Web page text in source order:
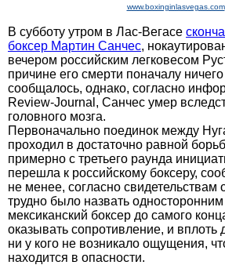
www.boxinginlasvegas.com
В субботу утром в Лас-Вегасе
боксер Мартин Санчес,
вечером российским легковесом
причине его смерти поначалу
сообщалось, однако, согласно
Review-Journal, Санчес умер
головного мозга.
Первоначально поединок между
проходил в достаточно равной
примерно с третьего раунда
перешла к российскому боксеру,
не менее, согласно свидетельствам
трудно было назвать
мексиканский боксер до самого
оказывать сопротивление, и вплоть
ни у кого не возникало ощущения,
находится в опасности.